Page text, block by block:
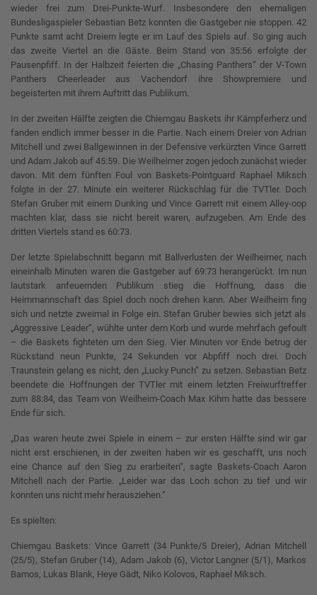
wieder frei zum Drei-Punkte-Wurf. Insbesondere den ehemaligen
Bundesligaspieler Sebastian Betz konnten die Gastgeber nie stoppen. 42
Punkte samt acht Dreiern legte er im Lauf des Spiels auf. So ging auch
das zweite Viertel an die Gäste. Beim Stand von 35:56 erfolgte der
Pausenpfiff. In der Halbzeit feierten die „Chasing Panthers“ der V-Town
Panthers Cheerleader aus Vachendorf ihre Showpremiere und
begeisterten mit ihrem Auftritt das Publikum.
In der zweiten Hälfte zeigten die Chiemgau Baskets ihr Kämpferherz und
fanden endlich immer besser in die Partie. Nach einem Dreier von Adrian
Mitchell und zwei Ballgewinnen in der Defensive verkürzten Vince Garrett
und Adam Jakob auf 45:59. Die Weilheimer zogen jedoch zunächst wieder
davon. Mit dem fünften Foul von Baskets-Pointguard Raphael Miksch
folgte in der 27. Minute ein weiterer Rückschlag für die TVTler. Doch
Stefan Gruber mit einem Dunking und Vince Garrett mit einem Alley-oop
machten klar, dass sie nicht bereit waren, aufzugeben. Am Ende des
dritten Viertels stand es 60:73.
Der letzte Spielabschnitt begann mit Ballverlusten der Weilheimer, nach
eineinhalb Minuten waren die Gastgeber auf 69:73 herangerückt. Im nun
lautstark anfeuernden Publikum stieg die Hoffnung, dass die
Heimmannschaft das Spiel doch noch drehen kann. Aber Weilheim fing
sich und netzte zweimal in Folge ein. Stefan Gruber bewies sich jetzt als
„Aggressive Leader“, wühlte unter dem Korb und wurde mehrfach gefoult
– die Baskets fighteten um den Sieg. Vier Minuten vor Ende betrug der
Rückstand neun Punkte, 24 Sekunden vor Abpfiff noch drei. Doch
Traunstein gelang es nicht, den „Lucky Punch“ zu setzen. Sebastian Betz
beendete die Hoffnungen der TVTler mit einem letzten Freiwurftreffer
zum 88:84, das Team von Weilheim-Coach Max Kihm hatte das bessere
Ende für sich.
„Das waren heute zwei Spiele in einem – zur ersten Hälfte sind wir gar
nicht erst erschienen, in der zweiten haben wir es geschafft, uns noch
eine Chance auf den Sieg zu erarbeiten“, sagte Baskets-Coach Aaron
Mitchell nach der Partie. „Leider war das Loch schon zu tief und wir
konnten uns nicht mehr herausziehen.“
Es spielten:
Chiemgau Baskets: Vince Garrett (34 Punkte/5 Dreier), Adrian Mitchell
(25/5), Stefan Gruber (14), Adam Jakob (6), Victor Langner (5/1), Markos
Bamos, Lukas Blank, Heye Gädt, Niko Kolovos, Raphael Miksch.